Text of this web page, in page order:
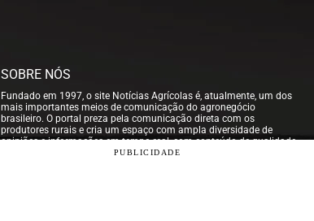
SOBRE NÓS
Fundado em 1997, o site Notícias Agrícolas é, atualmente, um dos
mais importantes meios de comunicação do agronegócio
brasileiro. O portal preza pela comunicação direta com os
produtores rurais e cria um espaço com ampla diversidade de
opiniões e informações em tempo real, com conteúdo de qualidade
para que nossos usuários possam tomar sempre as melhores
PUBLICIDADE